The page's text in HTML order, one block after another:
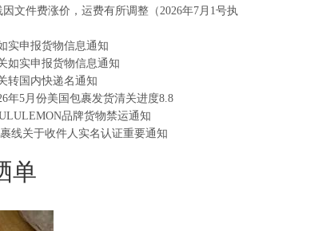
因文件费涨价，运费有所调整（2026年7月1号执
实申报货物信息通知
如实申报货物信息通知
转国内快递名通知
年5月份美国包裹发货清关进度8.8
品牌货物禁运通知
线关于收件人实名认证重要通知
单